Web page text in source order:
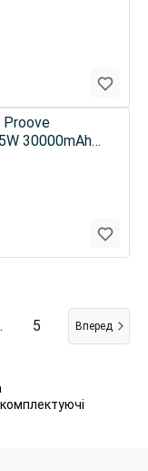
Proove
30000mAh
5 Вперед